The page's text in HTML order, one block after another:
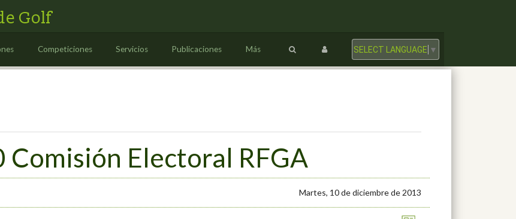
Golf
Competiciones Servicios Publicaciones Más SELECT LANGUAGE ▼
Electoral RFGA
Martes, 10 de diciembre de 2013